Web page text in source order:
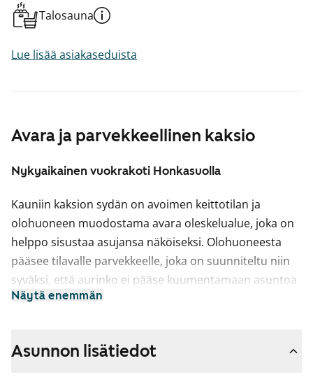
Avara ja parvekkeellinen kaksio
Nykyaikainen vuokrakoti Honkasuolla
Kauniin kaksion sydän on avoimen keittotilan ja
olohuoneen muodostama avara oleskelualue, joka on
helppo sisustaa asujansa näköiseksi. Olohuoneesta
pääsee tilavalle parvekkeelle, joka on suunniteltu niin
syväksi, että aurinko ei pääse kuumentamaan asuntoa
liikaa kesähelteilläkään.
Makuuhuoneen ja eteisen komerokalusteet ovat
Näytä enemmän
Talosauna
Lue lisää asiakaseduista
Asunnon lisätiedot